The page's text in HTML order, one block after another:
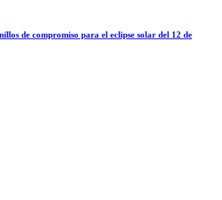
de compromiso para el eclipse solar del 12 de